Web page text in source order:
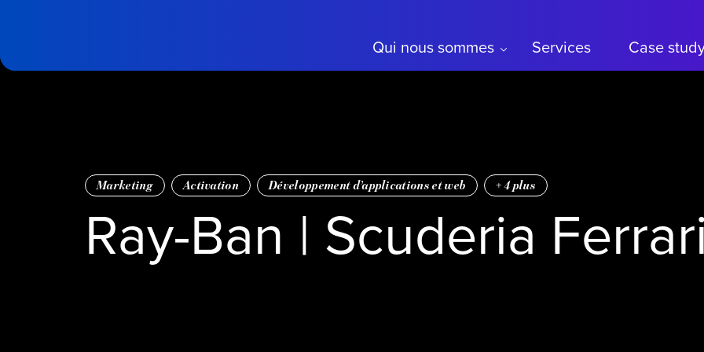
Qui nous sommes Services Case
Ray-Ban | Scuderia
Marketing Activation Développement d’applications et web +4plus